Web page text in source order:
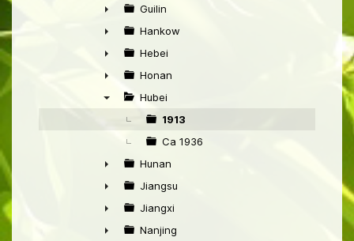
►
►
Guilin
►
Hankow
►
Hebei
►
Honan
Hubei
1913
Ca 1936
►
Hunan
►
Jiangsu
►
Jiangxi
Nanjing